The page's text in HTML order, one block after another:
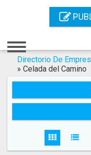
Registro
Contacto
Servicios Online
Publica Tu Empresa
Directorio De
» Celada del Camino